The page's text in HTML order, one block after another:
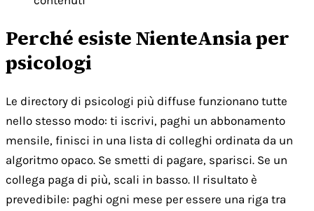
Perché esiste NienteAnsia per
psicologi
Le directory di psicologi più diffuse funzionano tutte
nello stesso modo: ti iscrivi, paghi un abbonamento
mensile, finisci in una lista di colleghi ordinata da un
algoritmo opaco. Se smetti di pagare, sparisci. Se un
collega paga di più, scali in basso. Il risultato è
prevedibile: paghi ogni mese per essere una riga tra